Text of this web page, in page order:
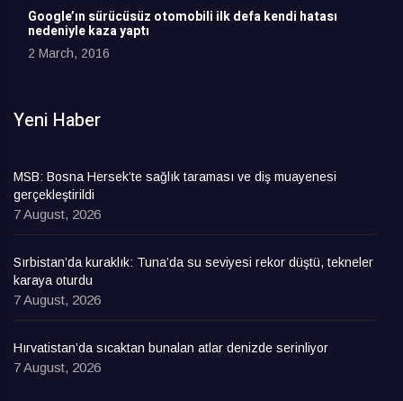
Google’ın sürücüsüz otomobili ilk defa kendi hatası
nedeniyle kaza yaptı
2 March, 2016
Yeni Haber
MSB: Bosna Hersek’te sağlık taraması ve diş muayenesi
gerçekleştirildi
7 August, 2026
Sırbistan’da kuraklık: Tuna’da su seviyesi rekor düştü, tekneler
karaya oturdu
7 August, 2026
Hırvatistan’da sıcaktan bunalan atlar denizde serinliyor
7 August, 2026